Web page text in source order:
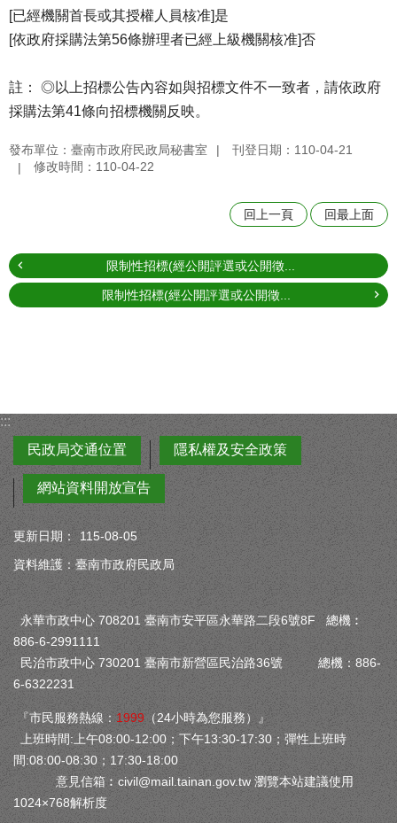
[已經機關首長或其授權人員核准]是
[依政府採購法第56條辦理者已經上級機關核准]否
註： ◎以上招標公告內容如與招標文件不一致者，請依政府
採購法第41條向招標機關反映。
發布單位：臺南市政府民政局秘書室
刊登日期：110-04-21
修改時間：110-04-22
回上一頁 回最上面
限制性招標(經公開評選或公開徵...
限制性招標(經公開評選或公開徵...
:::
民政局交通位置
隱私權及安全政策
網站資料開放宣告
更新日期：
115-08-05
資料維護：臺南市政府民政局
永華市政中心 708201 臺南市安平區永華路二段6號8F 總機︰
886-6-2991111
民治市政中心 730201 臺南市新營區民治路36號 總機：886-
6-6322231
『市民服務熱線： 1999 （24小時為您服務）』
上班時間:上午08:00-12:00；下午13:30-17:30；彈性上班時
間:08:00-08:30；17:30-18:00
意見信箱︰ civil@mail.tainan.gov.tw 瀏覽本站建議使用
1024×768解析度